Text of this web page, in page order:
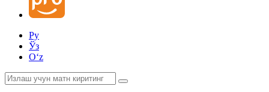
Ру
Ўз
Oʻz